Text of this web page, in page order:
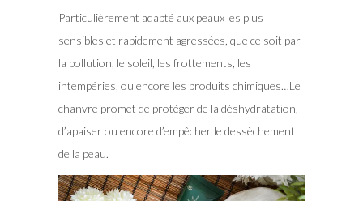
Particulièrement adapté aux peaux les plus
sensibles et rapidement agressées, que ce soit par
la pollution, le soleil, les frottements, les
intempéries, ou encore les produits chimiques…Le
chanvre promet de protéger de la déshydratation,
d’apaiser ou encore d’empêcher le dessèchement
de la peau.